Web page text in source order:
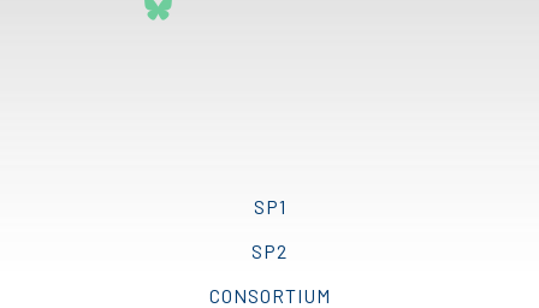
SP1
SP2
CONSORTIUM